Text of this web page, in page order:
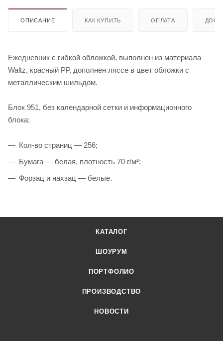
ОПИСАНИЕ КАК КУПИТЬ ОПЛАТА
Ежедневник с гибкой обложкой, выполнен из материала
Waltz, красный РР, дополнен ляссе в цвет обложки с
металлическим шильдом.
Блок 951, без календарной сетки и информационного
блока:
Кол-во страниц — 256;
Бумага — белая, плотность 70 г/м²;
Форзац и нахзац — белые.
КАТАЛОГ
ШОУРУМ
ПОРТФОЛИО
ПРОИЗВОДСТВО
НОВОСТИ